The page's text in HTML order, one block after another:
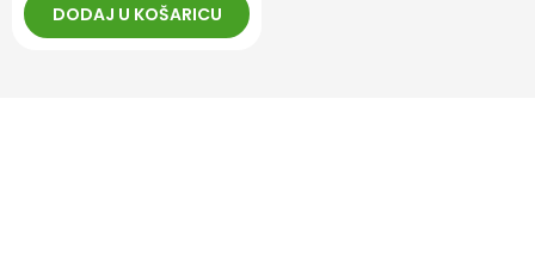
DODAJ U KOŠARICU